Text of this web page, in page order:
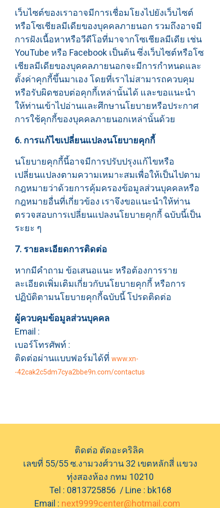
เว็บไซต์ของเราอาจมีการเชื่อมโยงไปยังเว็บไซต์
หรือโซเชียลมีเดียของบุคคลภายนอก รวมถึงอาจมี
การฝังเนื้อหาหรือวีดีโอที่มาจากโซเชียลมีเดีย เช่น
YouTube หรือ Facebook เป็นต้น ซึ่งเว็บไซต์หรือโซ
เชียลมีเดียของบุคคลภายนอกจะมีการกำหนดและ
ตั้งค่าคุกกี้ขึ้นมาเอง โดยที่เราไม่สามารถควบคุม
หรือรับผิดชอบต่อคุกกี้เหล่านั้นได้ และขอแนะนำ
ให้ท่านเข้าไปอ่านและศึกษานโยบายหรือประกาศ
การใช้คุกกี้ของบุคคลภายนอกเหล่านั้นด้วย
6. การแก้ไขเปลี่ยนแปลงนโยบายคุกกี้
นโยบายคุกกี้นี้อาจมีการปรับปรุงแก้ไขหรือ
เปลี่ยนแปลงตามความเหมาะสมเพื่อให้เป็นไปตาม
กฎหมายว่าด้วยการคุ้มครองข้อมูลส่วนบุคคลหรือ
กฎหมายอื่นที่เกี่ยวข้อง เราจึงขอแนะนำให้ท่าน
ตรวจสอบการเปลี่ยนแปลงนโยบายคุกกี้ ฉบับนี้เป็น
ระยะ ๆ
7. รายละเอียดการติดต่อ
หากมีคำถาม ข้อเสนอแนะ หรือต้องการราย
ละเอียดเพิ่มเติมเกี่ยวกับนโยบายคุกกี้ หรือการ
ปฏิบัติตามนโยบายคุกกี้ฉบับนี้ โปรดติดต่อ
ผู้ควบคุมข้อมูลส่วนบุคคล
Email :
เบอร์โทรศัพท์ :
ติดต่อผ่านแบบฟอร์มได้ที่ www.xn-
-42cak2c5dm7cya2bbe9n.com/contactus
ติดต่อ ตัดอะคริลิค
เลขที่ 55/55 ซ.งามวงศ์วาน 32 เขตหลักสี่ แขวง
ทุ่งสองห้อง กทม 10210
Tel : 0813725856 / Line : bk168
Email : next9999center@hotmail.com